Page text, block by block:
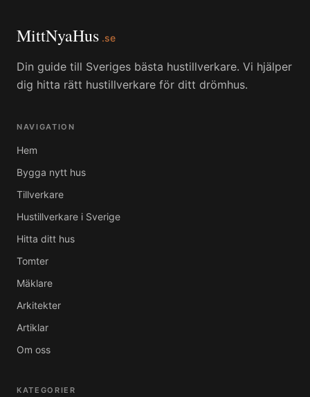
MittNyaHus .se
Din guide till Sveriges bästa hustillverkare. Vi hjälper
dig hitta rätt hustillverkare för ditt drömhus.
NAVIGATION
Hem
Bygga nytt hus
Tillverkare
Hustillverkare i Sverige
Hitta ditt hus
Tomter
Mäklare
Arkitekter
Artiklar
Om oss
KATEGORIER